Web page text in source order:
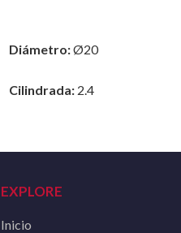
Diámetro:Ø20
Cilindrada: 2.4
EXPLORE
Inicio